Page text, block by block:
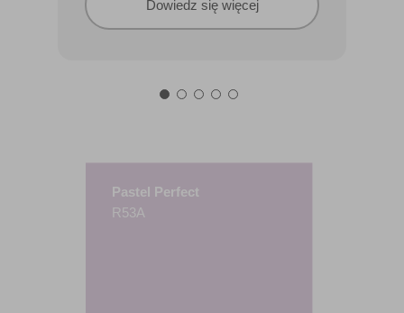
Dowiedz się więcej
Pastel Perfect
R53A